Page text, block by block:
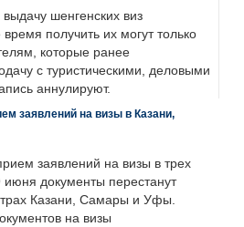
шенгенских виз
получить их могут только
которые ранее
с туристическими, деловыми
аннулируют.
заявлений на визы в Казани,
заявлений на визы в трех
июня документы перестанут
Казани, Самары и Уфы.
на визы